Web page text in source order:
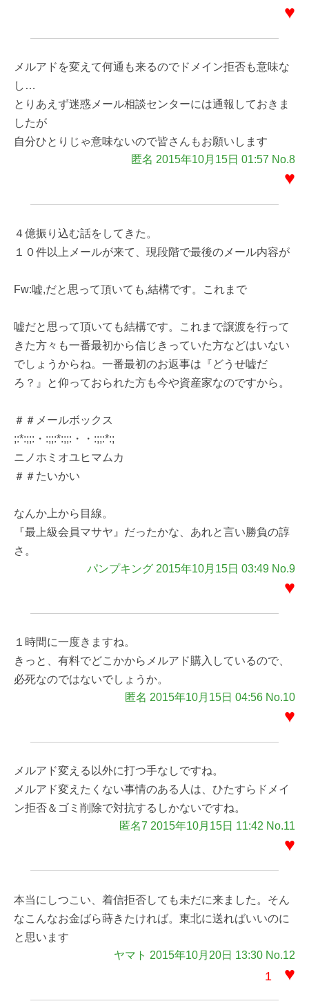
♥
メルアドを変えて何通も来るのでドメイン拒否も意味な
し…
とりあえず迷惑メール相談センターには通報しておきま
したが
自分ひとりじゃ意味ないので皆さんもお願いします
匿名 2015年10月15日 01:57 No.8
♥
４億振り込む話をしてきた。
１０件以上メールが来て、現段階で最後のメール内容が
Fw:嘘,だと思って頂いても,結構です。これまで
嘘だと思って頂いても結構です。これまで譲渡を行って
きた方々も一番最初から信じきっていた方などはいない
でしょうからね。一番最初のお返事は『どうせ嘘だ
ろ？』と仰っておられた方も今や資産家なのですから。
＃＃メールボックス
;:*:;;:・:;;:*:;;:・・:;;:*:;
ニノホミオユヒマムカ
＃＃たいかい
なんか上から目線。
『最上級会員マサヤ』だったかな、あれと言い勝負の諄
さ。
パンプキング 2015年10月15日 03:49 No.9
♥
１時間に一度きますね。
きっと、有料でどこかからメルアド購入しているので、
必死なのではないでしょうか。
匿名 2015年10月15日 04:56 No.10
♥
メルアド変える以外に打つ手なしですね。
メルアド変えたくない事情のある人は、ひたすらドメイ
ン拒否＆ゴミ削除で対抗するしかないですね。
匿名7 2015年10月15日 11:42 No.11
♥
本当にしつこい、着信拒否しても未だに来ました。そん
なこんなお金ばら蒔きたければ。東北に送ればいいのに
と思います
ヤマト 2015年10月20日 13:30 No.12
1 ♥